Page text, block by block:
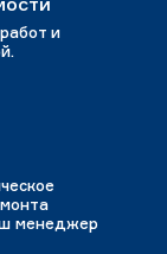
и
менеджер